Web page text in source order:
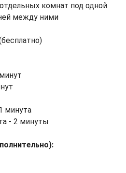
комнат под одной
между ними
минута
- 2 минуты